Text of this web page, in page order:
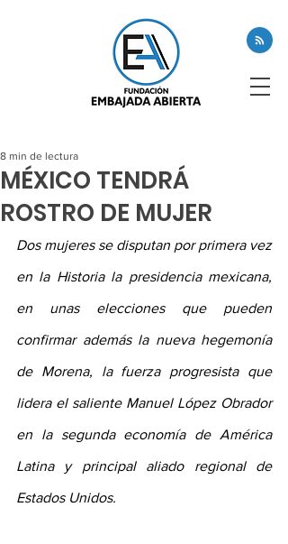
MÉXICO TENDRÁ
ROSTRO DE MUJER
8 min de lectura
Dos mujeres se disputan por primera vez
en la Historia la presidencia mexicana,
en unas elecciones que pueden
confirmar además la nueva hegemonía
de Morena, la fuerza progresista que
lidera el saliente Manuel López Obrador
en la segunda economía de América
Latina y principal aliado regional de
Estados Unidos.